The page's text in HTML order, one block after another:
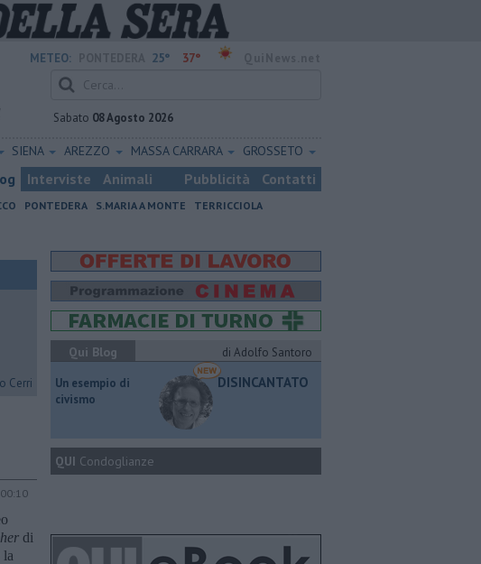
METEO: 25° 37°
Sabato 08 Agosto 2026
SIENA AREZZO MASSA CARRARA GROSSETO
Interviste Animali Pubblicità Contatti
PONTEDERA S.MARIA A MONTE
TERRICCIOLA
Cerri
di
la
Qui Blog
di Adolfo Santoro
​Un esempio di
civismo
DISINCANTATO
QUI Condoglianze